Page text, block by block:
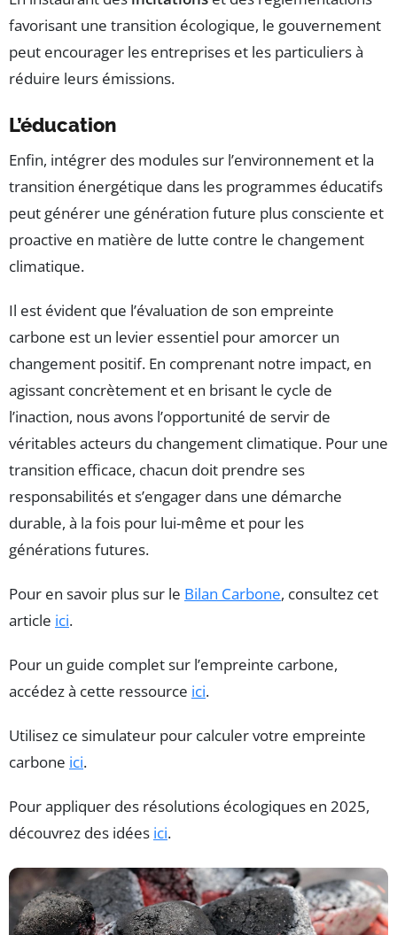
favorisant une transition écologique, le gouvernement
peut encourager les entreprises et les particuliers à
réduire leurs émissions.
L’éducation
Enfin, intégrer des modules sur l’environnement et la
transition énergétique dans les programmes éducatifs
peut générer une génération future plus consciente et
proactive en matière de lutte contre le changement
climatique.
Il est évident que l’évaluation de son empreinte
carbone est un levier essentiel pour amorcer un
changement positif. En comprenant notre impact, en
agissant concrètement et en brisant le cycle de
l’inaction, nous avons l’opportunité de servir de
véritables acteurs du changement climatique. Pour une
transition efficace, chacun doit prendre ses
responsabilités et s’engager dans une démarche
durable, à la fois pour lui-même et pour les
générations futures.
Pour en savoir plus sur le Bilan Carbone, consultez cet
article ici.
Pour un guide complet sur l’empreinte carbone,
accédez à cette ressource ici.
Utilisez ce simulateur pour calculer votre empreinte
carbone ici.
Pour appliquer des résolutions écologiques en 2025,
découvrez des idées ici.